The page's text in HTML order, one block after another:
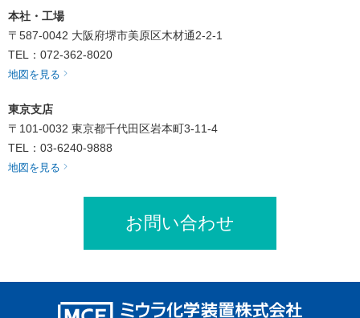
本社・工場
〒587-0042 大阪府堺市美原区木材通2-2-1
TEL：072-362-8020
地図を見る
東京支店
〒101-0032 東京都千代田区岩本町3-11-4
TEL：03-6240-9888
地図を見る
お問い合わせ